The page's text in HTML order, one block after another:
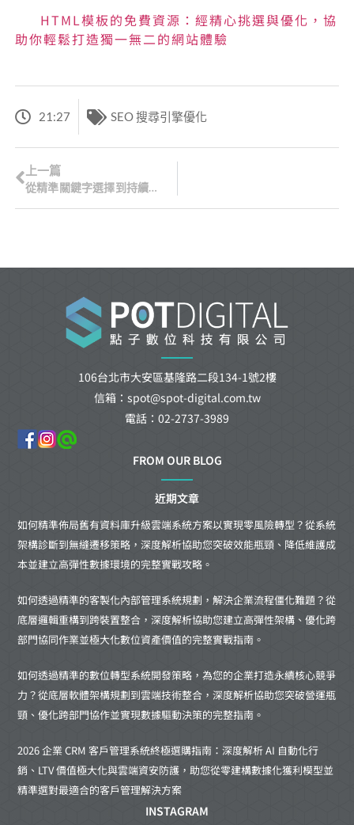
HTML模板的免費資源：經精心挑選與優化，協
助你輕鬆打造獨一無二的網站體驗
21:27 SEO 搜尋引擎優化
上一篇
從精準關鍵字選擇到持續優化：掌握提升網站排名的完整指南，剖析關鍵字優化的核心策略與實踐技巧
106台北市大安區基隆路二段134-1號2樓
信箱：spot@spot-digital.com.tw
電話：02-2737-3989
FROM OUR BLOG
近期文章
如何精準佈局舊有資料庫升級雲端系統方案以實現零風險轉型？從系統
架構診斷到無縫遷移策略，深度解析協助您突破效能瓶頸、降低維護成
本並建立高彈性數據環境的完整實戰攻略。
如何透過精準的客製化內部管理系統規劃，解決企業流程僵化難題？從
底層邏輯重構到跨裝置整合，深度解析協助您建立高彈性架構、優化跨
部門協同作業並極大化數位資產價值的完整實戰指南。
如何透過精準的數位轉型系統開發策略，為您的企業打造永續核心競爭
力？從底層軟體架構規劃到雲端技術整合，深度解析協助您突破營運瓶
頸、優化跨部門協作並實現數據驅動決策的完整指南。
2026 企業 CRM 客戶管理系統終極選購指南：深度解析 AI 自動化行
銷、LTV 價值極大化與雲端資安防護，助您從零建構數據化獲利模型並
精準選對最適合的客戶管理解決方案
INSTAGRAM